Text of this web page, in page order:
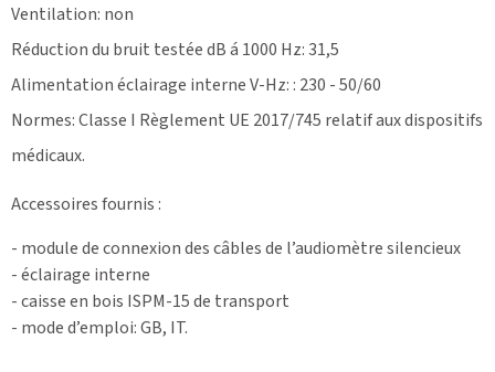
Ventilation: non
Réduction du bruit testée dB á 1000 Hz: 31,5
Alimentation éclairage interne V-Hz: : 230 - 50/60
Normes: Classe I Règlement UE 2017/745 relatif aux dispositifs
médicaux.
Accessoires fournis :
- module de connexion des câbles de l’audiomètre silencieux
- éclairage interne
- caisse en bois ISPM-15 de transport
- mode d’emploi: GB, IT.